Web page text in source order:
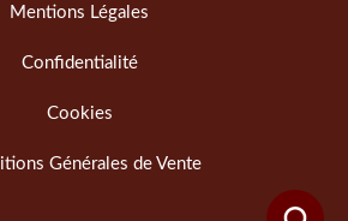
Mentions Légales
Confidentialité
Cookies
Générales de Vente